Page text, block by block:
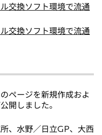
く
交換ソフト環境で流通
交換ソフト環境で流通
ページを新規作成およ
開しました。
、水野／日立GP、大西